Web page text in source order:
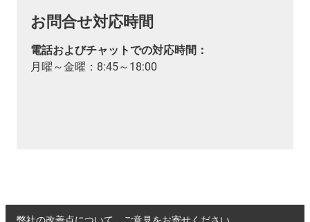
お問合せ対応時間
電話およびチャットでの対応時間：
月曜～金曜：8:45～18:00